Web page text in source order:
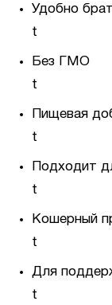
Удобно
t
Без ГМО
t
Пищевая
t
Подходит
t
Кошерный
t
Для
t